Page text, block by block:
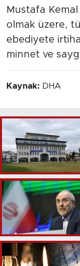
Mustafa
olmak üzere,
ebediyete
minnet ve
Kaynak: DHA